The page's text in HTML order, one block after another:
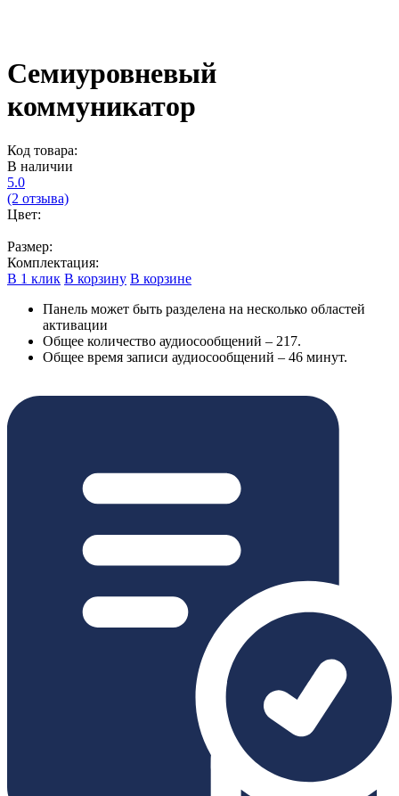
Семиуровневый
коммуникатор
Код товара:
В наличии
5.0
(2 отзыва)
Цвет:
Размер:
Комплектация:
В 1 клик В корзину В корзине
Панель может быть разделена на несколько областей
активации
Общее количество аудиосообщений – 217.
Общее время записи аудиосообщений – 46 минут.